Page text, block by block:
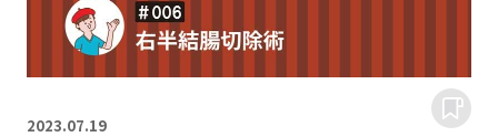
2023.07.19